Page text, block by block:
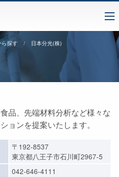
探す 日本分光(株)
品、先端材料分析など様々な
ョンを提案いたします。
〒192-8537
東京都八王子市石川町2967-5
042-646-4111